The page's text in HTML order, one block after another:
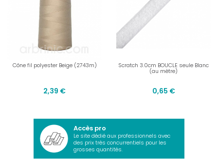
Cône fil polyester Beige (2743m)
2,39 €
Scratch 3.0cm BOUCLE seule Blanc
(au mètre)
0,65 €
Accès pro
Le site dédié aux professionnels avec
des prix très concurrentiels pour les
grosses quantités.